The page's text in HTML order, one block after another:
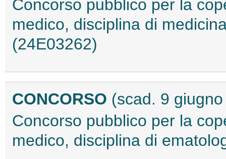
Concorso pubblico per la
medico, disciplina di
(24E03262)
CONCORSO (scad. 9
Concorso pubblico per la
medico, disciplina di